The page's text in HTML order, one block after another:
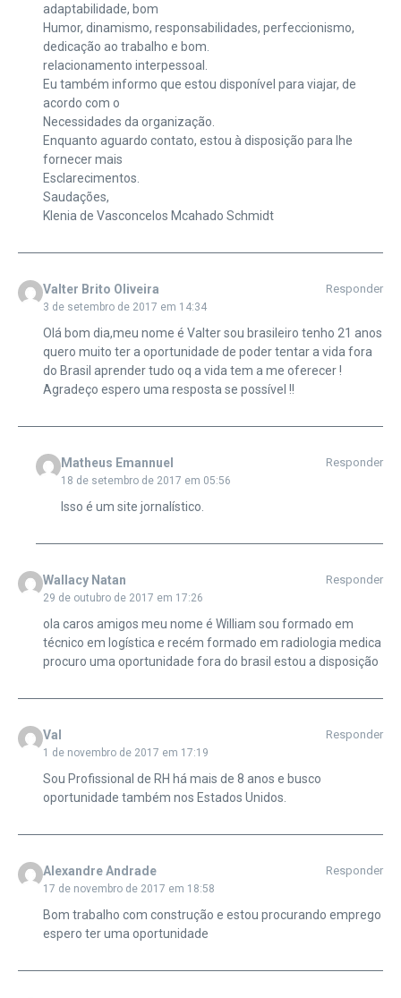
adaptabilidade, bom
Humor, dinamismo, responsabilidades, perfeccionismo,
dedicação ao trabalho e bom.
relacionamento interpessoal.
Eu também informo que estou disponível para viajar, de
acordo com o
Necessidades da organização.
Enquanto aguardo contato, estou à disposição para lhe
fornecer mais
Esclarecimentos.
Saudações,
Klenia de Vasconcelos Mcahado Schmidt
Valter Brito Oliveira
3 de setembro de 2017 em 14:34
Responder
Olá bom dia,meu nome é Valter sou brasileiro tenho 21 anos
quero muito ter a oportunidade de poder tentar a vida fora
do Brasil aprender tudo oq a vida tem a me oferecer !
Agradeço espero uma resposta se possível !!
Matheus Emannuel
18 de setembro de 2017 em 05:56
Responder
Isso é um site jornalístico.
Wallacy Natan
29 de outubro de 2017 em 17:26
Responder
ola caros amigos meu nome é William sou formado em
técnico em logística e recém formado em radiologia medica
procuro uma oportunidade fora do brasil estou a disposição
Val
1 de novembro de 2017 em 17:19
Responder
Sou Profissional de RH há mais de 8 anos e busco
oportunidade também nos Estados Unidos.
Alexandre Andrade
17 de novembro de 2017 em 18:58
Responder
Bom trabalho com construção e estou procurando emprego
espero ter uma oportunidade